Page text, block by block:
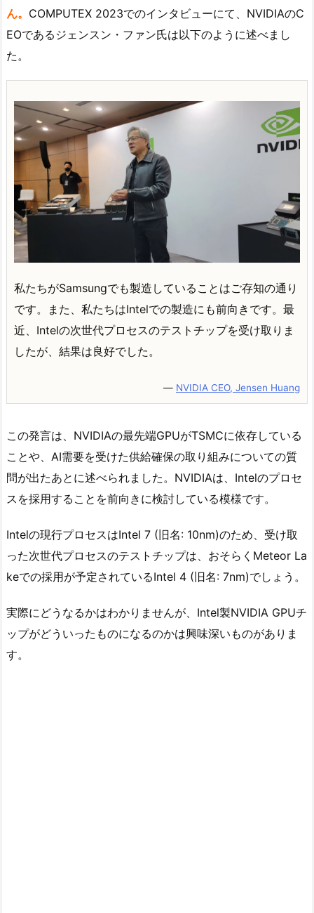
ん。 COMPUTEX 2023でのインタビューにて、NVIDIAのC
EOであるジェンスン・ファン氏は以下のように述べまし
た。
私たちがSamsungでも製造していることはご存知の通り
です。また、私たちはIntelでの製造にも前向きです。最
近、Intelの次世代プロセスのテストチップを受け取りま
したが、結果は良好でした。
― NVIDIA CEO, Jensen Huang
この発言は、NVIDIAの最先端GPUがTSMCに依存している
ことや、AI需要を受けた供給確保の取り組みについての質
問が出たあとに述べられました。NVIDIAは、Intelのプロセ
スを採用することを前向きに検討している模様です。
Intelの現行プロセスはIntel 7 (旧名: 10nm)のため、受け取
った次世代プロセスのテストチップは、おそらくMeteor La
keでの採用が予定されているIntel 4 (旧名: 7nm)でしょう。
実際にどうなるかはわかりませんが、Intel製NVIDIA GPUチ
ップがどういったものになるのかは興味深いものがありま
す。